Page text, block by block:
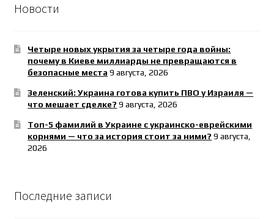
Новости
Четыре новых укрытия за четыре года войны:
почему в Киеве миллиарды не превращаются в
безопасные места 9 августа, 2026
Зеленский: Украина готова купить ПВО у Израиля —
что мешает сделке? 9 августа, 2026
Топ-5 фамилий в Украине с украинско-еврейскими
корнями — что за история стоит за ними? 9 августа,
2026
Последние записи